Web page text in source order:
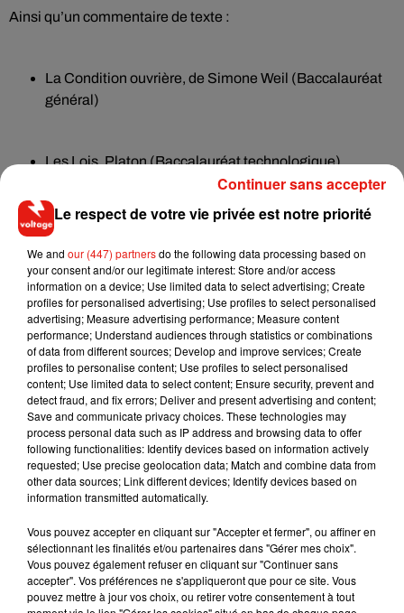
Ainsi qu’un commentaire de texte :
La Condition ouvrière, de Simone Weil (Baccalauréat
général)
Les Lois, Platon (Baccalauréat technologique)
Les élèves de terminale enchaineront entre demain et
vendredi avec les épreuves de spécialité, puis le grand oral
entre le 24 juin et le 3 juillet. Les résultats seront publiés le 8
juillet.
Musique
7 août 2026
RÜFÜS DU SOL annonce un nouvel
album après sa tournée mondiale
Angèle et Amélie Lens dévoilent leur
collaboration tant attendue
Le respect de votre vie privée est notre priorité
We and our (447) partnersdo the following data processing based on
your consent and/or our legitimate interest: Store and/or access
information on a device; Use limited data to select advertising; Create
profiles for personalised advertising; Use profiles to select personalised
advertising; Measure advertising performance; Measure content
performance; Understand audiences through statistics or combinations
of data from different sources; Develop and improve services; Create
profiles to personalise content; Use profiles to select personalised
content; Use limited data to select content; Ensure security, prevent and
detect fraud, and fix errors; Deliver and present advertising and content;
Save and communicate privacy choices. These technologies may
process personal data such as IP address and browsing data to offer
following functionalities: Identify devices based on information actively
requested; Use precise geolocation data; Match and combine data from
other data sources; Link different devices; Identify devices based on
information transmitted automatically.
Vous pouvez accepter en cliquant sur "Accepter et fermer", ou affiner en
sélectionnant les finalités et/ou partenaires dans "Gérer mes choix".
Vous pouvez également refuser en cliquant sur "Continuer sans
accepter". Vos préférences ne s'appliqueront que pour ce site. Vous
pouvez mettre à jour vos choix, ou retirer votre consentement à tout
Continuer sans accepter